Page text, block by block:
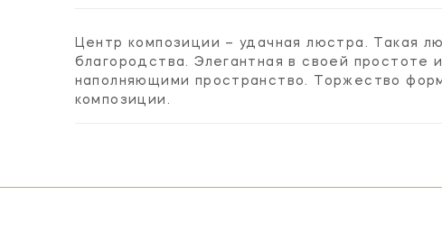
Центр композиции – удачная люстра. Такая
благородства. Элегантная в своей простоте
наполняющими пространство. Торжество
композиции.